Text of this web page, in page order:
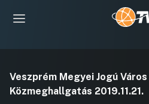
Veszprém Megyei Jogú
Közmeghallgatás 2019.11.21.